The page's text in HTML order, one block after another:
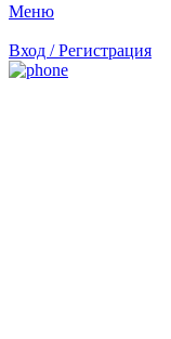
Меню
Вход / Регистрация